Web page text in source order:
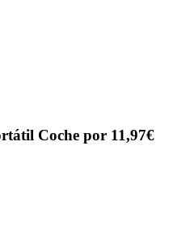
Coche por 11,97€